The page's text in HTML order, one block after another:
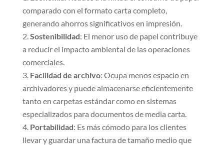
comparado con el formato carta completo,
generando ahorros significativos en impresión.
Sostenibilidad: El menor uso de papel contribuye
a reducir el impacto ambiental de las operaciones
comerciales.
Facilidad de archivo: Ocupa menos espacio en
archivadores y puede almacenarse eficientemente
tanto en carpetas estándar como en sistemas
especializados para documentos de media carta.
Portabilidad: Es más cómodo para los clientes
llevar y guardar una factura de tamaño medio que